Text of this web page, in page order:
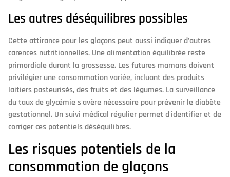
Les autres déséquilibres possibles
Cette attirance pour les glaçons peut aussi indiquer d'autres
carences nutritionnelles. Une alimentation équilibrée reste
primordiale durant la grossesse. Les futures mamans doivent
privilégier une consommation variée, incluant des produits
laitiers pasteurisés, des fruits et des légumes. La surveillance
du taux de glycémie s'avère nécessaire pour prévenir le diabète
gestationnel. Un suivi médical régulier permet d'identifier et de
corriger ces potentiels déséquilibres.
Les risques potentiels de la
consommation de glaçons